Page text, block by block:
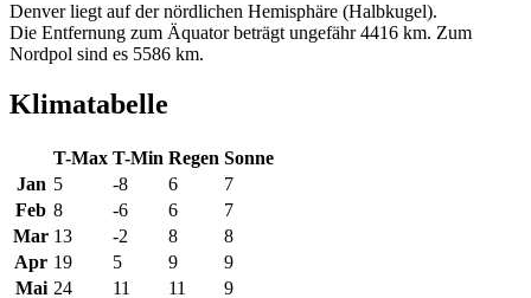
Denver liegt auf der nördlichen Hemisphäre (Halbkugel).
Die Entfernung zum Äquator beträgt ungefähr 4416 km. Zum
Nordpol sind es 5586 km.
Klimatabelle
T-Max T-Min Regen Sonne
Jan 5 -8 6
7
Feb 8 -6 6
7
Mar 13 -2 8
8
Apr 19 5 9
9
Mai 24 11 11 9